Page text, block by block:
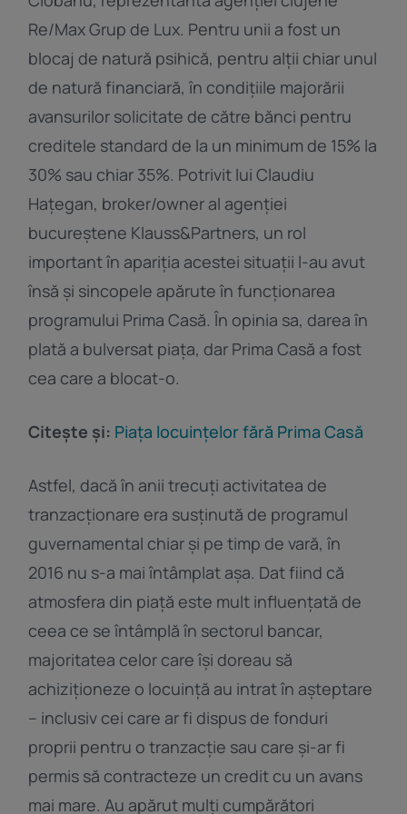
Re/Max Grup de Lux. Pentru unii a fost un
blocaj de natură psihică, pentru alții chiar unul
de natură financiară, în condițiile majorării
avansurilor solicitate de către bănci pentru
creditele standard de la un minimum de 15% la
30% sau chiar 35%. Potrivit lui Claudiu
Hațegan, broker/owner al agenției
bucureștene Klauss&Partners, un rol
important în apariția acestei situații l-au avut
însă și sincopele apărute în funcționarea
programului Prima Casă. În opinia sa, darea în
plată a bulversat piața, dar Prima Casă a fost
cea care a blocat-o.
Citește și: Piața locuințelor fără Prima Casă
Astfel, dacă în anii trecuți activitatea de
tranzacționare era susținută de programul
guvernamental chiar și pe timp de vară, în
2016 nu s-a mai întâmplat așa. Dat fiind că
atmosfera din piață este mult influențată de
ceea ce se întâmplă în sectorul bancar,
majoritatea celor care își doreau să
achiziționeze o locuință au intrat în așteptare
– inclusiv cei care ar fi dispus de fonduri
proprii pentru o tranzacție sau care și-ar fi
permis să contracteze un credit cu un avans
mai mare. Au apărut mulți cumpărători